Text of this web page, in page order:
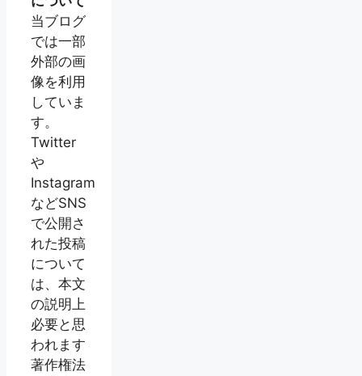
当ブログ
では一部
外部の画
像を利用
していま
す。
Twitter
や
Instagram
などSNS
で公開さ
れた投稿
について
は、本文
の説明上
必要と思
われます
著作権法